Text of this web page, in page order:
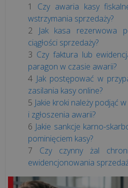
offline
znikną?
sprawdzić
pamięć
fiskalnej?
Usługi
remontowe
Czy awaria kasy
wstrzymania sprzedaży?
Jak kasa rezerwowa
ciągłości sprzedaży?
Czy faktura lub
paragon w czasie awarii?
Jak postępować w
zasilania kasy online?
Jakie kroki należy podjąć
i zgłoszenia awarii?
Jakie sankcje karno-
pominięciem kasy?
Czy czynny żal
ewidencjonowania